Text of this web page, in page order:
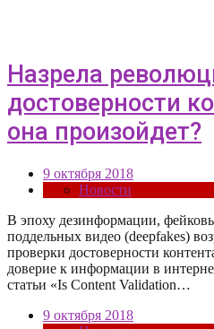
Назрела
достоверности
она произойдет?
9 октября 2018
Новости
В эпоху дезинформации,
поддельных видео (deepfakes)
проверки достоверности
доверие к информации в
статьи «Is Content Validation…
9 октября 2018